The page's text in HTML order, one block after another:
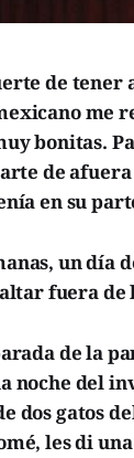
de tener
me
bonitas.
de
en su
un día
fuera de
de la
noche del
dos gatos
les di